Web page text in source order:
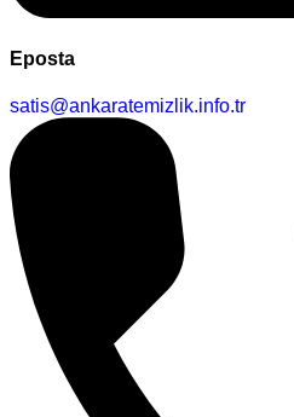
Eposta
satis@ankaratemizlik.info.tr